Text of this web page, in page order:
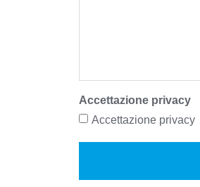
Accettazione privacy
Accettazione privacy